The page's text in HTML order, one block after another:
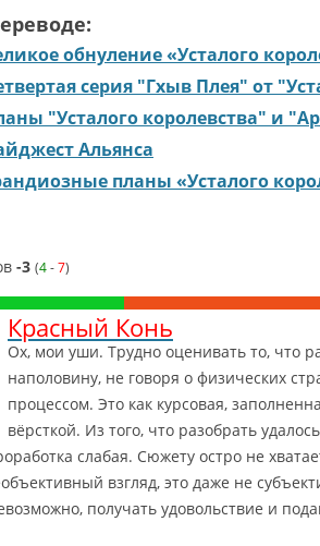
обнуление «Усталого
серия "Гхыв Плея" от
"Усталого королевства" и
Альянса
планы «Усталого
-3 (4-7)
Красный Конь
Ох, мои уши. Трудно оценивать то, что
наполовину, не говоря о физических
процессом. Это как курсовая,
вёрсткой. Из того, что разобрать
слабая. Сюжету остро не
взгляд, это даже не
получать удовольствие и